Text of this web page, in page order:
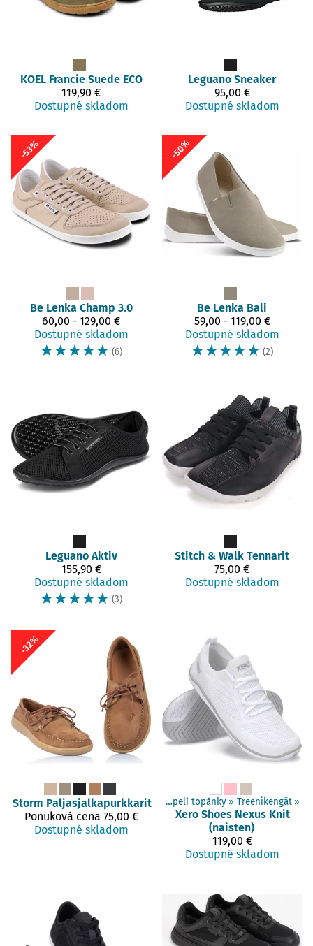
KOEL Francie Suede ECO
119,90 €
Dostupné skladom
Leguano Sneaker
95,00 €
Dostupné skladom
-53%
Be Lenka Champ 3.0
60,00 - 129,00 €
Dostupné skladom
☆☆☆☆☆ (6)
-50%
Be Lenka Bali
59,00 - 119,00 €
Dostupné skladom
☆☆☆☆☆ (2)
Leguano Aktiv
155,90 €
Dostupné skladom
☆☆☆☆☆ (3)
Stitch & Walk Tennarit
75,00 €
Dostupné skladom
-32%
Storm Paljasjalkapurkkarit
Ponuková cena 75,00 €
Dostupné skladom
Produkty‪»Barefoot obuv‪» Dospelí topánky ‪» Treenikengät ‪»
Xero Shoes Nexus Knit
(naisten)
119,00 €
Dostupné skladom